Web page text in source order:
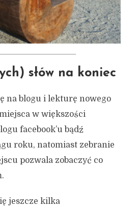
słów na koniec
na blogu i lekturę nowego
w większości
facebook’u bądź
roku, natomiast zebranie
pozwala zobaczyć co
jeszcze kilka